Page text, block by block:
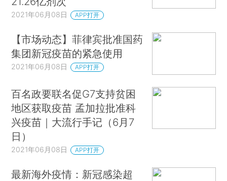
2021年06月08日 APP打开
【市场动态】菲律宾批准国药
集团新冠疫苗的紧急使用
2021年06月08日 APP打开
百名政要联名促G7支持贫困
地区获取疫苗 孟加拉批准科
兴疫苗｜大流行手记（6月7
日）
2021年06月08日 APP打开
最新海外疫情：新冠感染超